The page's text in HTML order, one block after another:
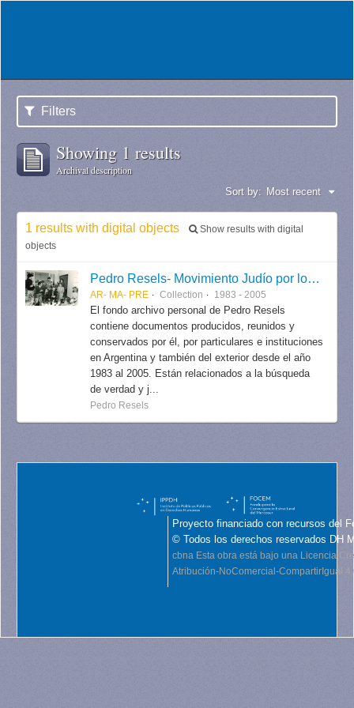
Filters
Showing 1 results
Archival description
Sort by: Most recent
1 results with digital objects
Show results with digital
objects
Pedro Resels- Movimiento Judío por los Derechos Humanos
AR- MA- PRE Collection 1983 - 2005
El fondo archivo personal de Pedro Resels
contiene documentos producidos, reunidos y
conservados por él, por particulares e instituciones
en Argentina y también del exterior desde el año
1983 al 2005. Están relacionados a la búsqueda
de verdad y j...
Pedro Resels
Proyecto financiado con recursos del
© Todos los derechos reservados DH
cbna Esta obra está bajo una Licencia
Atribución-NoComercial-CompartirIgual